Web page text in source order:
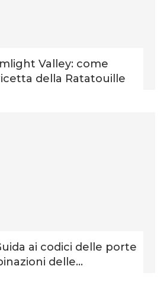
Valley: come
della Ratatouille
ai codici delle porte
delle...